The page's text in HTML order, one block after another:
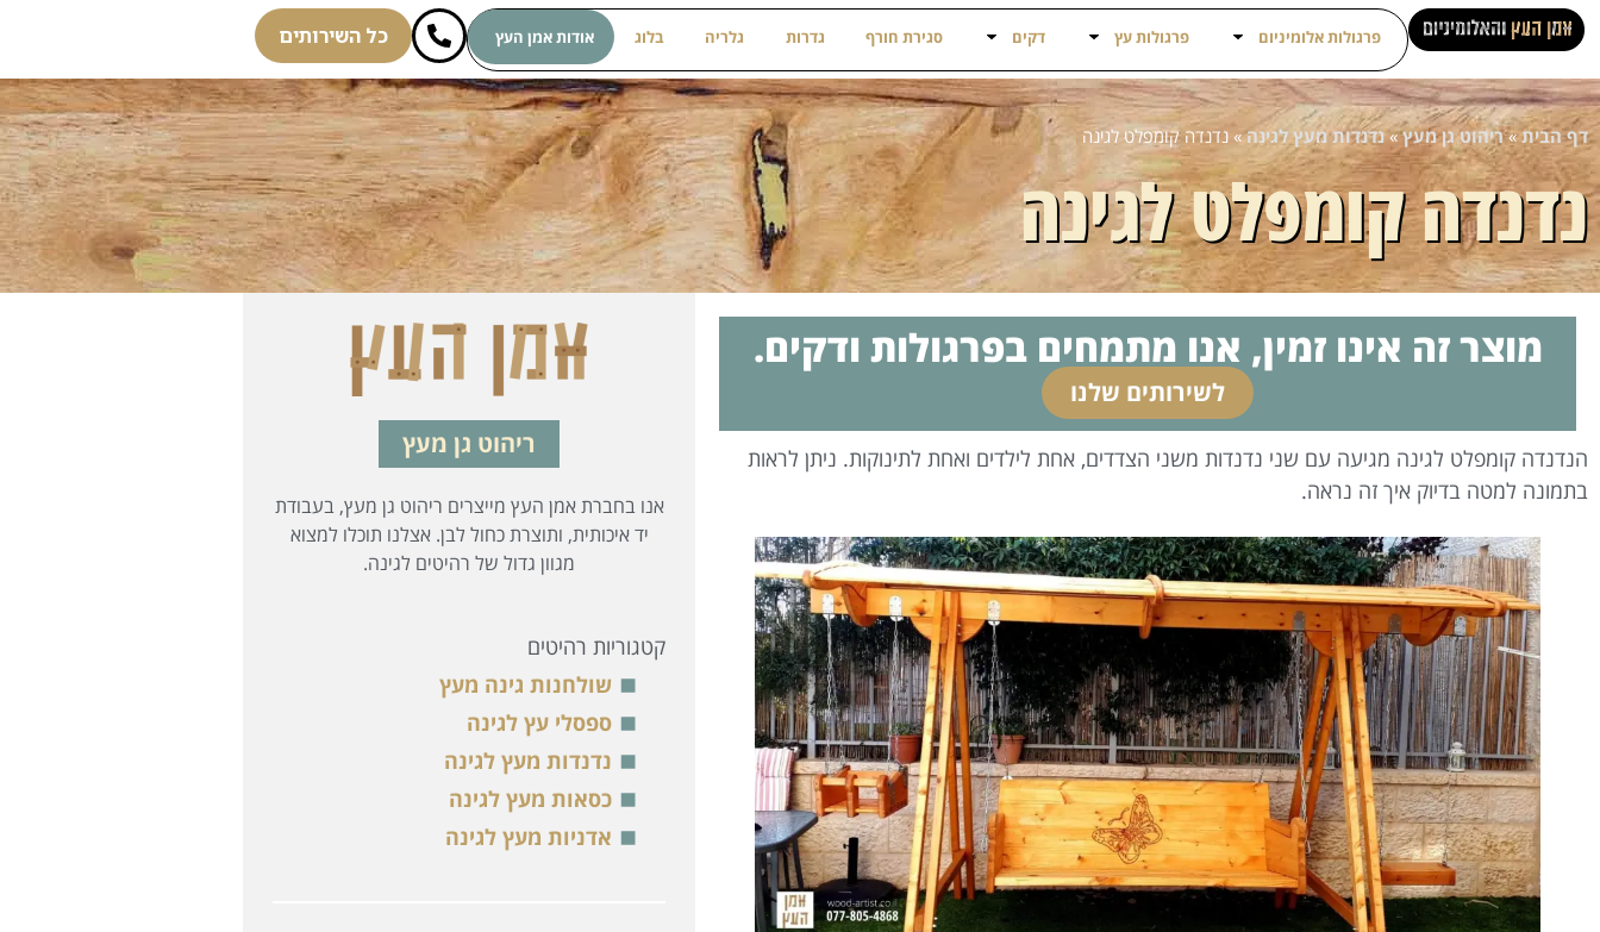
פרגולות אלומיניום פרגולות עץ דקים סגירת חורף גדרות גלריה בלוג אודות אמן העץ כל השירותים
דף הבית»ריהוט גן מעץ»נדנדות מעץ לגינה» נדנדה קומפלט לגינה
נדנדה קומפלט לגינה
מוצר זה אינו זמין, אנו מתמחים בפרגולות ודקים.
לשירותים שלנו
הנדנדה קומפלט לגינה מגיעה עם שני נדנדות משני הצדדים, אחת לילדים ואחת לתינוקות. ניתן לראות
בתמונה למטה בדיוק איך זה נראה.
ריהוט גן מעץ
אנו בחברת אמן העץ מייצרים ריהוט גן מעץ, בעבודת
יד איכותית, ותוצרת כחול לבן. אצלנו תוכלו למצוא
מגוון גדול של רהיטים לגינה.
קטגוריות רהיטים
שולחנות גינה מעץ
ספסלי עץ לגינה
נדנדות מעץ לגינה
כסאות מעץ לגינה
אדניות מעץ לגינה